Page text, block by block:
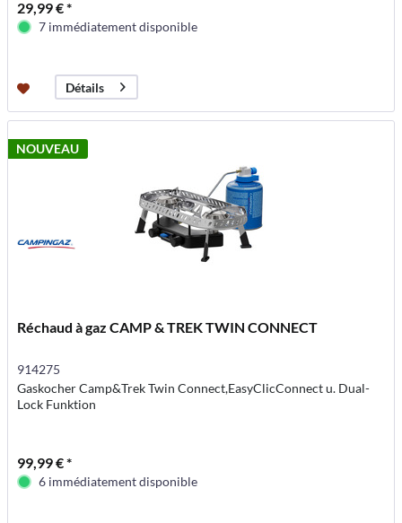
29,99 € *
7 immédiatement disponible
Détails
NOUVEAU
Réchaud à gaz CAMP & TREK TWIN CONNECT
914275
Gaskocher Camp&Trek Twin Connect,EasyClicConnect u. Dual-
Lock Funktion
99,99 € *
6 immédiatement disponible